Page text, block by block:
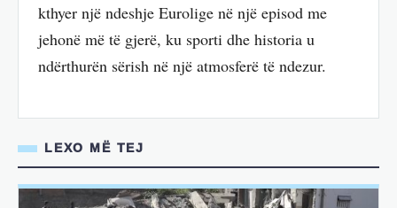
kthyer një ndeshje Eurolige në një episod me
jehonë më të gjerë, ku sporti dhe historia u
ndërthurën sërish në një atmosferë të ndezur.
LEXO MË TEJ